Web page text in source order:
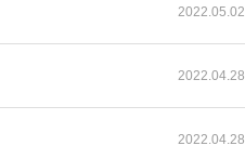
2022.05.02
2022.04.28
2022.04.28